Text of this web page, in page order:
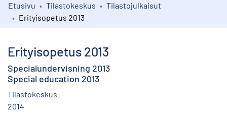
Kokoelmat
Etusivu Tilastokeskus
Tilastojulkaisut
Erityisopetus 2013
Erityisopetus 2013
Specialundervisning 2013
Special education 2013
Tilastokeskus
2014